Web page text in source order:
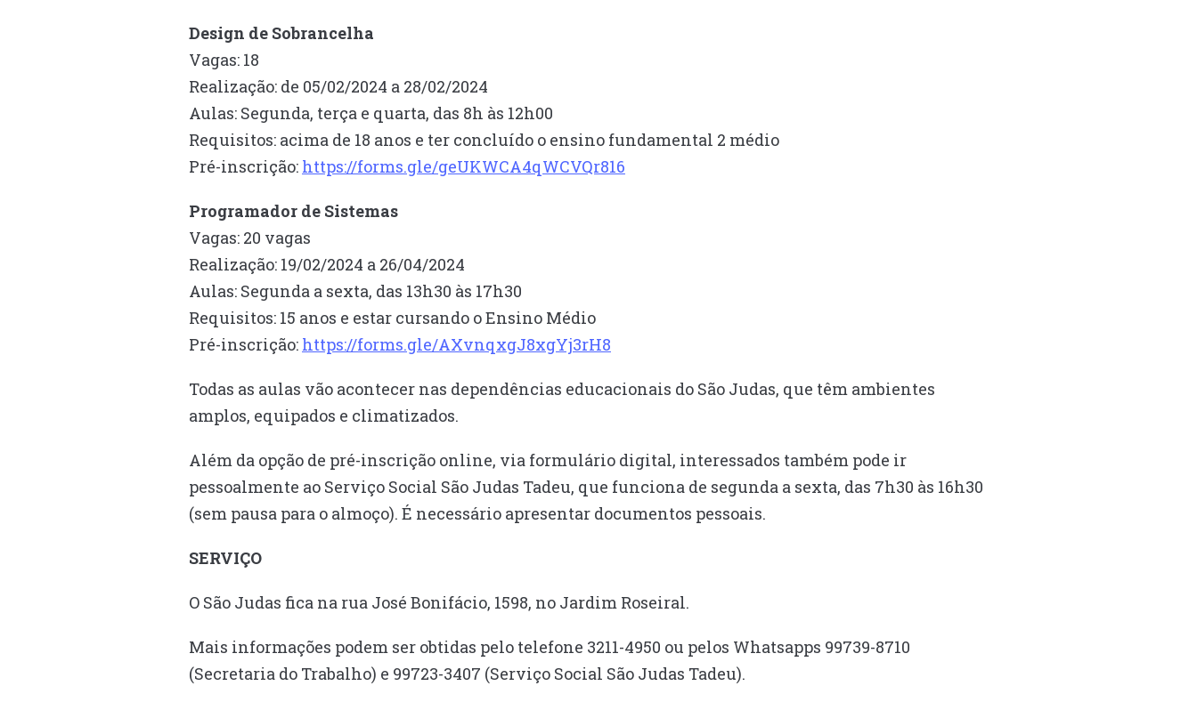
Design de Sobrancelha
Vagas: 18
Realização: de 05/02/2024 a 28/02/2024
Aulas: Segunda, terça e quarta, das 8h às 12h00
Requisitos: acima de 18 anos e ter concluído o ensino fundamental 2 médio
Pré-inscrição: https://forms.gle/geUKWCA4qWCVQr816
Programador de Sistemas
Vagas: 20 vagas
Realização: 19/02/2024 a 26/04/2024
Aulas: Segunda a sexta, das 13h30 às 17h30
Requisitos: 15 anos e estar cursando o Ensino Médio
Pré-inscrição: https://forms.gle/AXvnqxgJ8xgYj3rH8
Todas as aulas vão acontecer nas dependências educacionais do São Judas, que têm ambientes
amplos, equipados e climatizados.
Além da opção de pré-inscrição online, via formulário digital, interessados também pode ir
pessoalmente ao Serviço Social São Judas Tadeu, que funciona de segunda a sexta, das 7h30 às 16h30
(sem pausa para o almoço). É necessário apresentar documentos pessoais.
SERVIÇO
O São Judas fica na rua José Bonifácio, 1598, no Jardim Roseiral.
Mais informações podem ser obtidas pelo telefone 3211-4950 ou pelos Whatsapps 99739-8710
(Secretaria do Trabalho) e 99723-3407 (Serviço Social São Judas Tadeu).